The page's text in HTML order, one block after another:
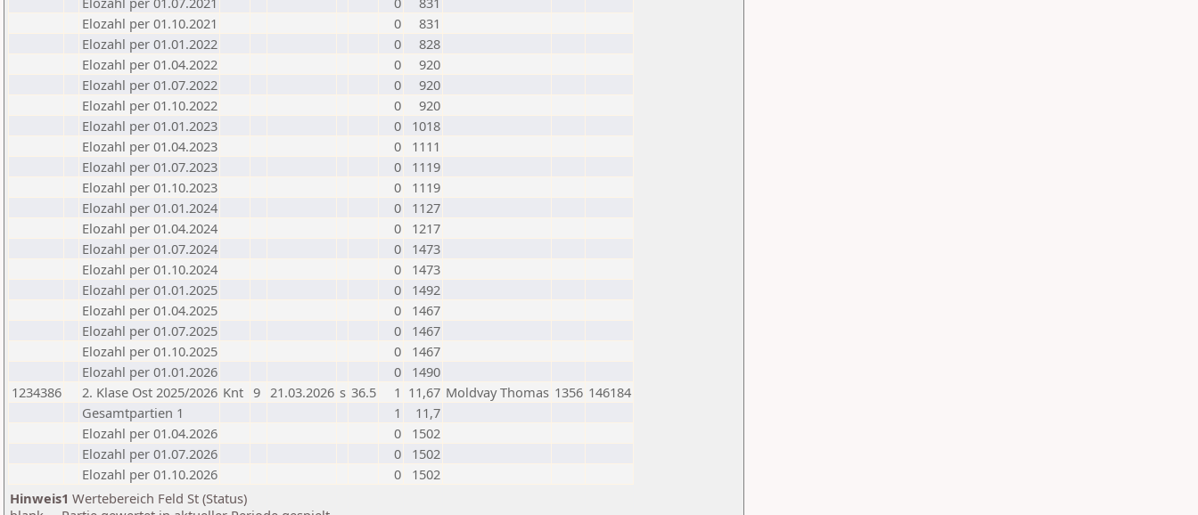
Elozahl per 01.10.2021
0
831
Elozahl per 01.01.2022
0
828
Elozahl per 01.04.2022
0
920
Elozahl per 01.07.2022
0
920
Elozahl per 01.10.2022
0
920
Elozahl per 01.01.2023
0
1018
Elozahl per 01.04.2023
0
1111
Elozahl per 01.07.2023
0
1119
Elozahl per 01.10.2023
0
1119
Elozahl per 01.01.2024
0
1127
Elozahl per 01.04.2024
0
1217
Elozahl per 01.07.2024
0
1473
Elozahl per 01.10.2024
0
1473
Elozahl per 01.01.2025
0
1492
Elozahl per 01.04.2025
0
1467
Elozahl per 01.07.2025
0
1467
Elozahl per 01.10.2025
0
1467
Elozahl per 01.01.2026
0
1490
1234386
2. Klase Ost 2025/2026 Knt 9 21.03.2026 s 36.5 1 11,67 Moldvay Thomas 1356 146184
Gesamtpartien 1
1
11,7
Elozahl per 01.04.2026
0
1502
Elozahl per 01.07.2026
0
1502
Elozahl per 01.10.2026
0
1502
Hinweis1 Wertebereich Feld St (Status)